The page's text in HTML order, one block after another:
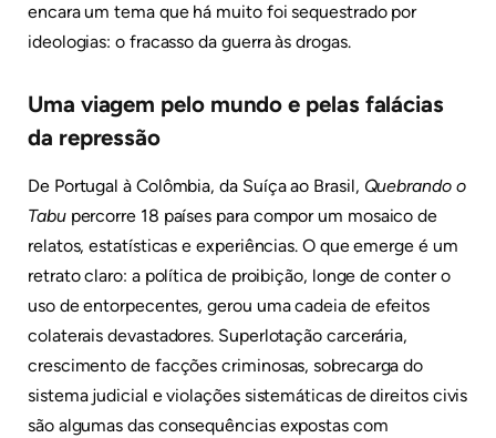
encara um tema que há muito foi sequestrado por
ideologias: o fracasso da guerra às drogas.
Uma viagem pelo mundo e pelas falácias
da repressão
De Portugal à Colômbia, da Suíça ao Brasil, Quebrando o
Tabupercorre 18 países para compor um mosaico de
relatos, estatísticas e experiências. O que emerge é um
retrato claro: a política de proibição, longe de conter o
uso de entorpecentes, gerou uma cadeia de efeitos
colaterais devastadores. Superlotação carcerária,
crescimento de facções criminosas, sobrecarga do
sistema judicial e violações sistemáticas de direitos civis
são algumas das consequências expostas com